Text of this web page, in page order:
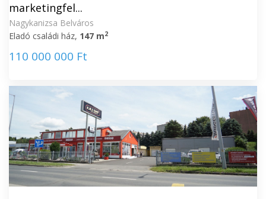
marketingfel...
Nagykanizsa Belváros
Eladó családi ház, 147 m2
110 000 000 Ft